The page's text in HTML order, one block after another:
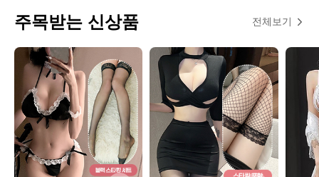
주목받는 신상품 전체보기